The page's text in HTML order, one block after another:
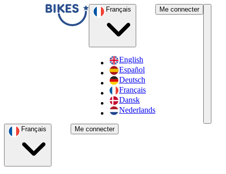
English
Español
Deutsch
Français
Dansk
Nederlands
Me connecter
Me connecter